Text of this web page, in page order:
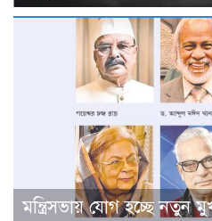
মন্ত্রিসভায় যোগ হচ্ছে নতুন